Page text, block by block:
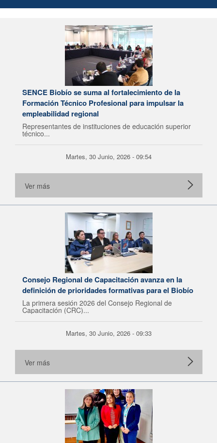
SENCE Biobío se suma al fortalecimiento de la
Formación Técnico Profesional para impulsar la
empleabilidad regional
Representantes de instituciones de educación superior
técnico...
Martes, 30 Junio, 2026 - 09:54
Ver más
Consejo Regional de Capacitación avanza en la
definición de prioridades formativas para el Biobío
La primera sesión 2026 del Consejo Regional de
Capacitación (CRC)...
Martes, 30 Junio, 2026 - 09:33
Ver más